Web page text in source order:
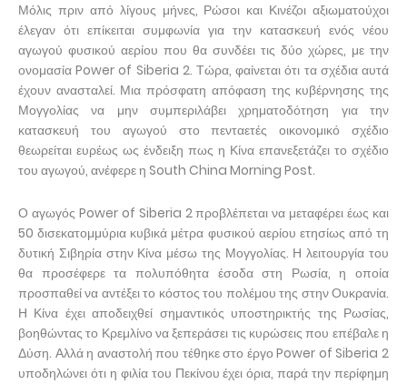
Μόλις πριν από λίγους μήνες, Ρώσοι και Κινέζοι αξιωματούχοι
έλεγαν ότι επίκειται συμφωνία για την κατασκευή ενός νέου
αγωγού φυσικού αερίου που θα συνδέει τις δύο χώρες, με την
ονομασία Power of Siberia 2. Τώρα, φαίνεται ότι τα σχέδια αυτά
έχουν ανασταλεί. Μια πρόσφατη απόφαση της κυβέρνησης της
Μογγολίας να μην συμπεριλάβει χρηματοδότηση για την
κατασκευή του αγωγού στο πενταετές οικονομικό σχέδιο
θεωρείται ευρέως ως ένδειξη πως η Κίνα επανεξετάζει το σχέδιο
του αγωγού, ανέφερε η South China Morning Post.
Ο αγωγός Power of Siberia 2 προβλέπεται να μεταφέρει έως και
50 δισεκατομμύρια κυβικά μέτρα φυσικού αερίου ετησίως από τη
δυτική Σιβηρία στην Κίνα μέσω της Μογγολίας. Η λειτουργία του
θα προσέφερε τα πολυπόθητα έσοδα στη Ρωσία, η οποία
προσπαθεί να αντέξει το κόστος του πολέμου της στην Ουκρανία.
Η Κίνα έχει αποδειχθεί σημαντικός υποστηρικτής της Ρωσίας,
βοηθώντας το Κρεμλίνο να ξεπεράσει τις κυρώσεις που επέβαλε η
Δύση. Αλλά η αναστολή που τέθηκε στο έργο Power of Siberia 2
υποδηλώνει ότι η φιλία του Πεκίνου έχει όρια, παρά την περίφημη